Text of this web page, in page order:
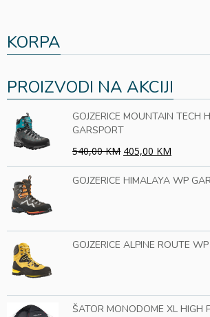
KORPA
PROIZVODI NA AKCIJI
GOJZERICE MOUNTAIN TECH
GARSPORT
540,00 KM 405,00 KM
GOJZERICE HIMALAYA WP
GOJZERICE ALPINE ROUTE
ŠATOR MONODOME XL HIGH